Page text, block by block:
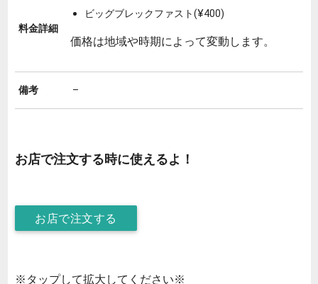
料金詳細
ビッグブレックファスト(¥400)
価格は地域や時期によって変動します。
備考 –
お店で注文する時に使えるよ！
お店で注文する
※タップして拡大してください※